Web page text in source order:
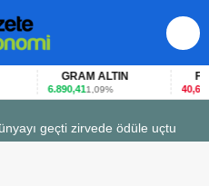
GRAM ALTIN
6.890,411,09%
FAİZ
40,65-
geçti zirvede ödüle uçtu